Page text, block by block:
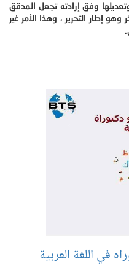
وفق إرادته تجعل المدقق
إطار التحرير ، وهذا الأمر غير
في اللغة العربية